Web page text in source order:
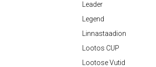
Leader
Legend
Linnastaadion
Lootos CUP
Lootose Vutid